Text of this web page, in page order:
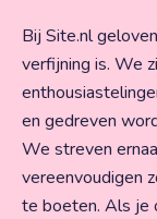
Bij Site.nl
verfijning is. We
en gedreven
We streven
vereenvoudigen
te boeten. Als je